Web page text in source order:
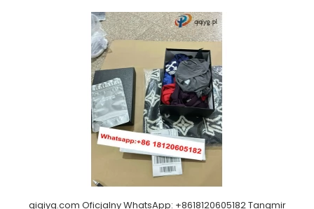
qiqiyg.com Oficjalny WhatsApp: +8618120605182 Tangmir